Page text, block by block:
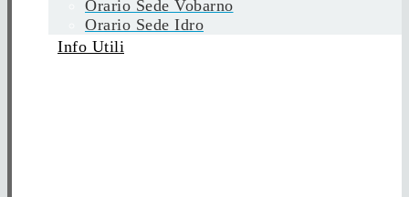
Orario Sede Vobarno
Orario Sede Idro
Info Utili